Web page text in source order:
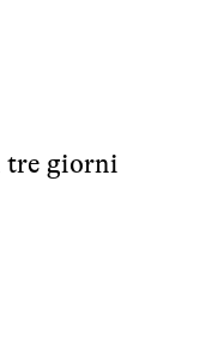
tre giorni